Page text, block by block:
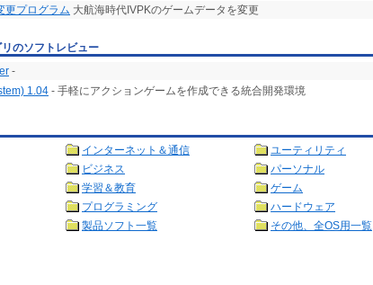
更プログラム 大航海時代IVPKのゲームデータを変更
リのソフトレビュー
-
1.04 - 手軽にアクションゲームを作成できる統合開発環境
インターネット＆通信
ユーティリティ
ビジネス
パーソナル
学習＆教育
ゲーム
プログラミング
ハードウェア
製品ソフト一覧 その他、全OS用一覧